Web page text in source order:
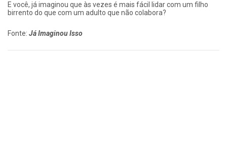
E você, já imaginou que às vezes é mais fácil lidar com um filho
birrento do que com um adulto que não colabora?
Fonte: Já Imaginou Isso